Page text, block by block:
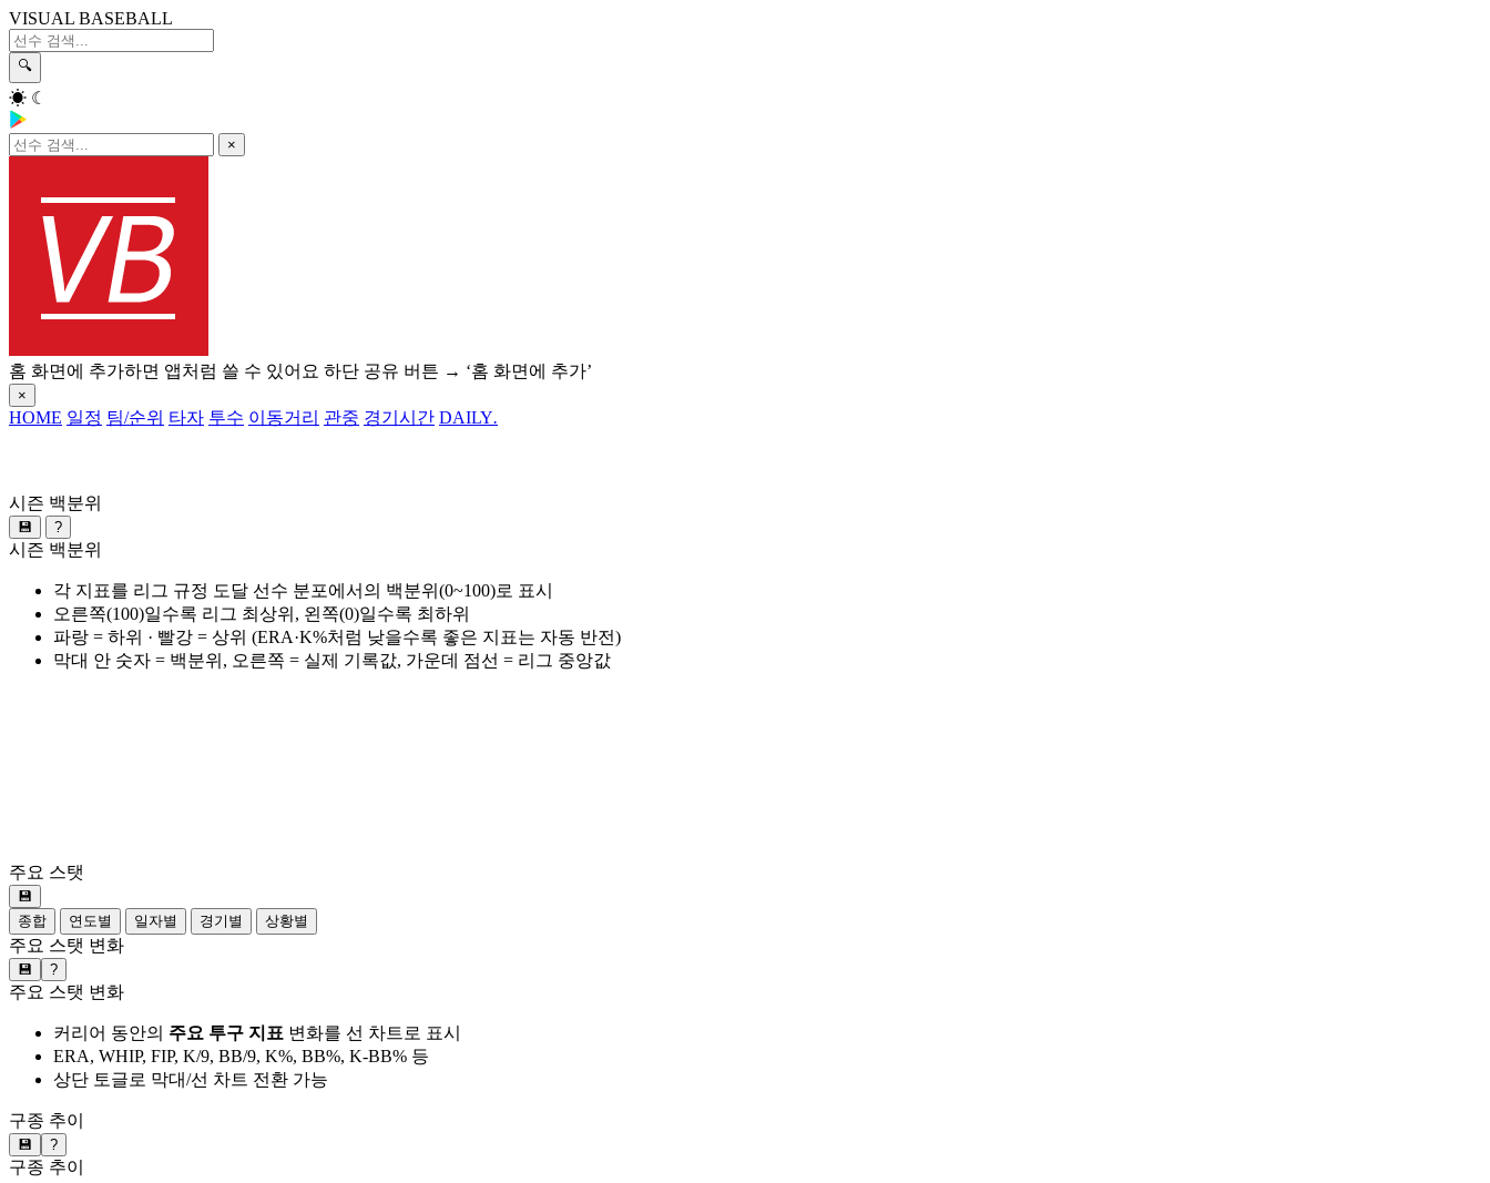
VISUAL BASEBALL
🔍
☀ ☾
×
홈 화면에 추가하면 앱처럼 쓸 수 있어요 하단 공유 버튼 → ‘홈 화면에 추가’
×
HOME 일정 팀/순위 타자 투수 이동거리 관중 경기시간 DAILY.
시즌 백분위
💾 ?
시즌 백분위
각 지표를 리그 규정 도달 선수 분포에서의 백분위(0~100)로 표시
오른쪽(100)일수록 리그 최상위, 왼쪽(0)일수록 최하위
파랑 = 하위 · 빨강 = 상위 (ERA·K%처럼 낮을수록 좋은 지표는 자동 반전)
막대 안 숫자 = 백분위, 오른쪽 = 실제 기록값, 가운데 점선 = 리그 중앙값
주요 스탯
💾
종합
연도별 일자별 경기별 상황별
주요 스탯 변화
💾 ?
주요 스탯 변화
커리어 동안의 주요 투구 지표 변화를 선 차트로 표시
ERA, WHIP, FIP, K/9, BB/9, K%, BB%, K-BB% 등
상단 토글로 막대/선 차트 전환 가능
구종 추이
💾 ?
구종 추이